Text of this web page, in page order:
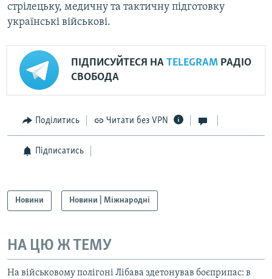
стрілецьку, медичну та тактичну підготовку
українські військові.
ПІДПИСУЙТЕСЯ НА TELEGRAM РАДІО
СВОБОДА
Поділитись Читати без VPN
Підписатись
Новини Новини | Міжнародні
НА ЦЮ Ж ТЕМУ
На військовому полігоні Лібава здетонував боєприпас: в